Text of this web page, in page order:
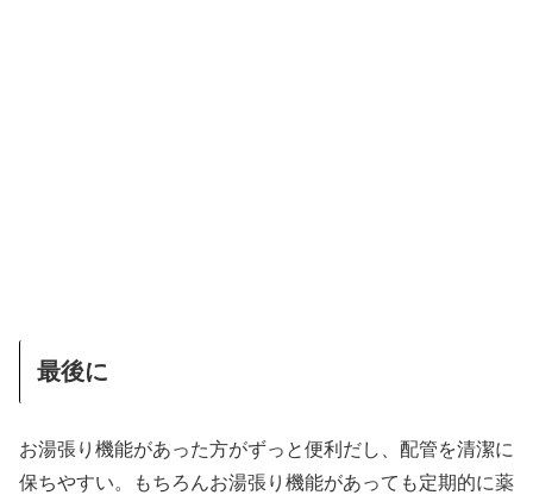
最後に
お湯張り機能があった方がずっと便利だし、配管を清潔に
保ちやすい。もちろんお湯張り機能があっても定期的に薬